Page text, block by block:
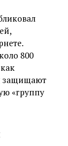
800
защищают
«группу